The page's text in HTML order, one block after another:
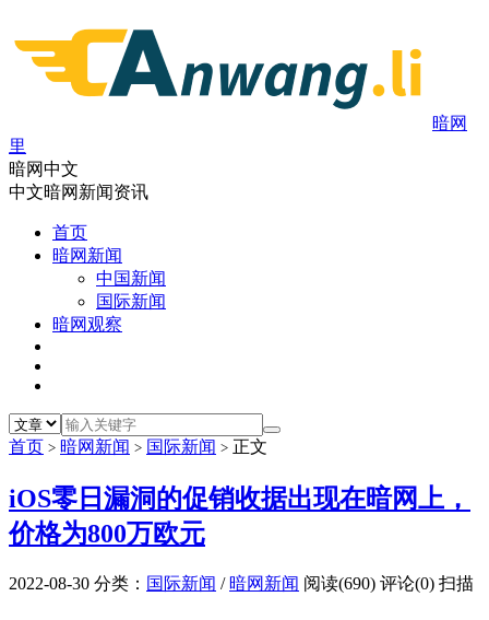
暗网
里
暗网中文
中文暗网新闻资讯
首页
暗网新闻
中国新闻
国际新闻
暗网观察
首页 > 暗网新闻 > 国际新闻 > 正文
iOS零日漏洞的促销收据出现在暗网上，
价格为800万欧元
2022-08-30 分类： 国际新闻 / 暗网新闻 阅读(690) 评论(0) 扫描